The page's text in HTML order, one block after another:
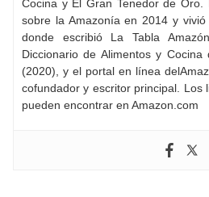
Cocina y El Gran Tenedor de Oro.
sobre la Amazonía en 2014 y
donde escribió La Tabla
Diccionario de Alimentos y Cocina
(2020), y el portal en línea
cofundador y escritor principal. Los
pueden encontrar en Amazon.com